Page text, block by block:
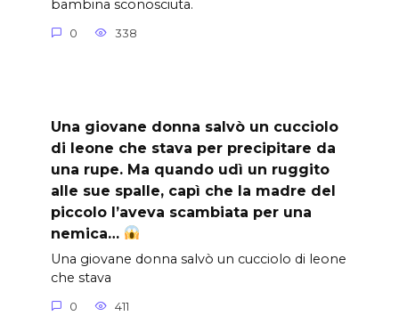
bambina sconosciuta.
0 338
Una giovane donna salvò un cucciolo
di leone che stava per precipitare da
una rupe. Ma quando udì un ruggito
alle sue spalle, capì che la madre del
piccolo l’aveva scambiata per una
nemica…
Una giovane donna salvò un cucciolo di leone
che stava
0 411